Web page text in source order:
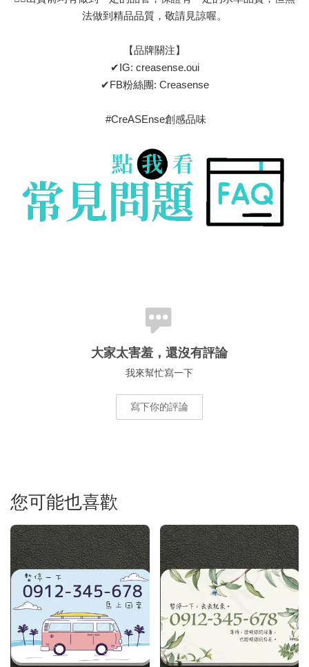
法做到精品品質，敬請見諒喔。
【品牌關注】
✔IG: creasense.oui
✔FB粉絲團: Creasense
#CreASEnse創感品味
大家太害羞，還沒有評論
我來幫忙寫一下
寫下你的評論
您可能也喜歡